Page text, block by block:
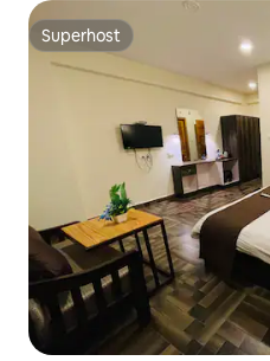
Superhost
Superhost